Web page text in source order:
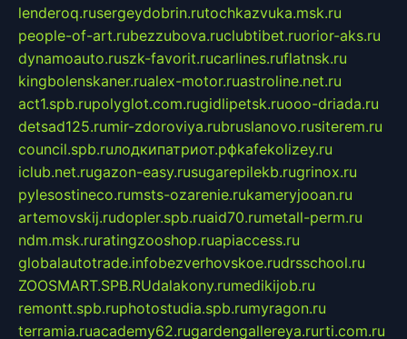
lenderoq.rusergeydobrin.rutochkazvuka.msk.ru
people-of-art.rubezzubova.ruclubtibet.ruorior-aks.ru
dynamoauto.ruszk-favorit.rucarlines.ruflatnsk.ru
kingbolenskaner.rualex-motor.ruastroline.net.ru
act1.spb.rupolyglot.com.rugidlipetsk.ruooo-driada.ru
detsad125.rumir-zdoroviya.rubruslanovo.rusiterem.ru
council.spb.ruлодкипатриот.рфkafekolizey.ru
iclub.net.rugazon-easy.rusugarepilekb.rugrinox.ru
pylesostineco.rumsts-ozarenie.rukameryjooan.ru
artemovskij.rudopler.spb.ruaid70.rumetall-perm.ru
ndm.msk.ruratingzooshop.ruapiaccess.ru
globalautotrade.infobezverhovskoe.rudrsschool.ru
ZOOSMART.SPB.RUdalakony.rumedikijob.ru
remontt.spb.ruphotostudia.spb.rumyragon.ru
terramia.ruacademy62.rugardengallereya.rurti.com.ru